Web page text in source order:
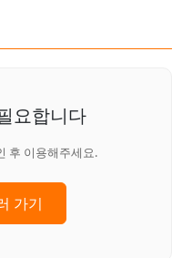
요합니다
후 이용해주세요.
가기